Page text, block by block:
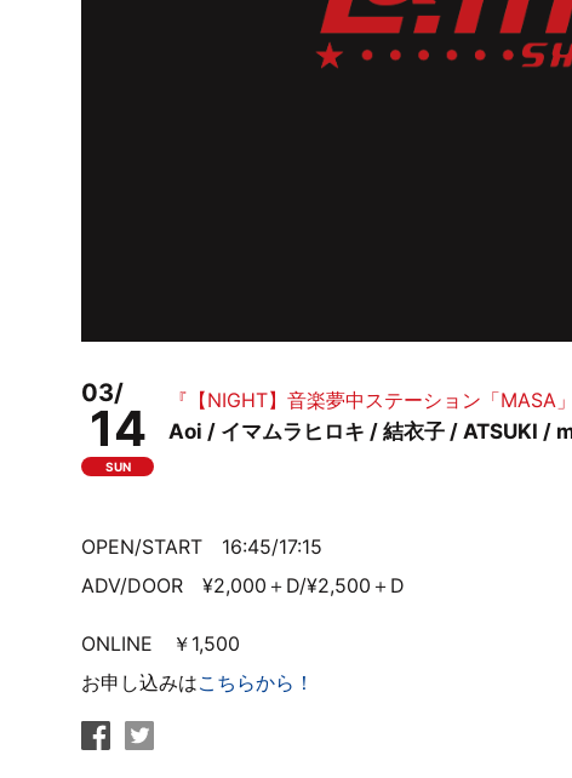
03/
14
SUN
『【NIGHT】音楽夢中ステーション「MASA
Aoi / イマムラヒロキ / 結衣子 / ATSUKI /
OPEN/START
16:45/17:15
ADV/DOOR
¥2,000 ＋ D/¥2,500 ＋ D
ONLINE ￥1,500
お申し込みはこちらから！